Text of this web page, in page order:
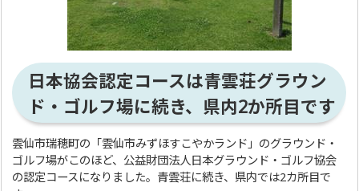
日本協会認定コースは青雲荘グラウン
ド・ゴルフ場に続き、県内2か所目です
雲仙市瑞穂町の「雲仙市みずほすこやかランド」のグラウンド・
ゴルフ場がこのほど、公益財団法人日本グラウンド・ゴルフ協会
の認定コースになりました。青雲荘に続き、県内では2カ所目で